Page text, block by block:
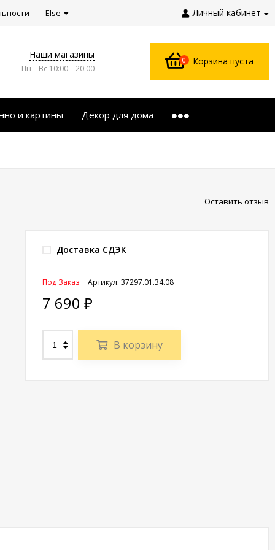
Личный кабинет
Else
Наши магазины
Пн—Вс 10:00—20:00
0 Корзина пуста
и картины Декор для дома
Оставить отзыв
Доставка СДЭК
Артикул: 37297.01.34.08
Под Заказ
7 690 ₽
В корзину